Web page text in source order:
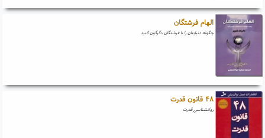
الهام فرشتگان
چگونه دنیایتان را با فرشتگان دگرگون کنید
۴۸ قانون قدرت
روانشناسی قدرت